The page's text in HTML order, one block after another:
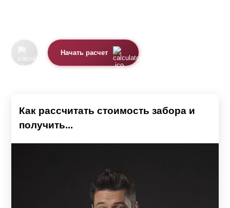
Начать расчет
Как рассчитать стоимость забора и
получить...